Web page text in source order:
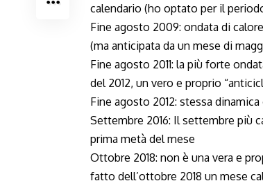
calendario (ho optato per il
Fine agosto 2009: ondata di
(ma anticipata da un mese di
Fine agosto 2011: la più forte
del 2012, un vero e proprio
Fine agosto 2012: stessa dinamica
Settembre 2016: Il settembre più
prima metà del mese
Ottobre 2018: non è una vera e
fatto dell’ottobre 2018 un mese